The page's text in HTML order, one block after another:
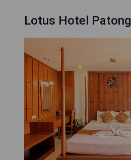
Lotus Hotel Patong